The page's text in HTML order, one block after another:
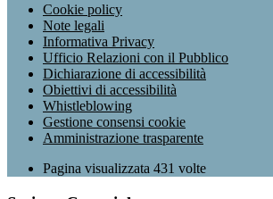
Cookie policy
Note legali
Informativa Privacy
Ufficio Relazioni con il Pubblico
Dichiarazione di accessibilità
Obiettivi di accessibilità
Whistleblowing
Gestione consensi cookie
Amministrazione trasparente
Pagina visualizzata 431 volte